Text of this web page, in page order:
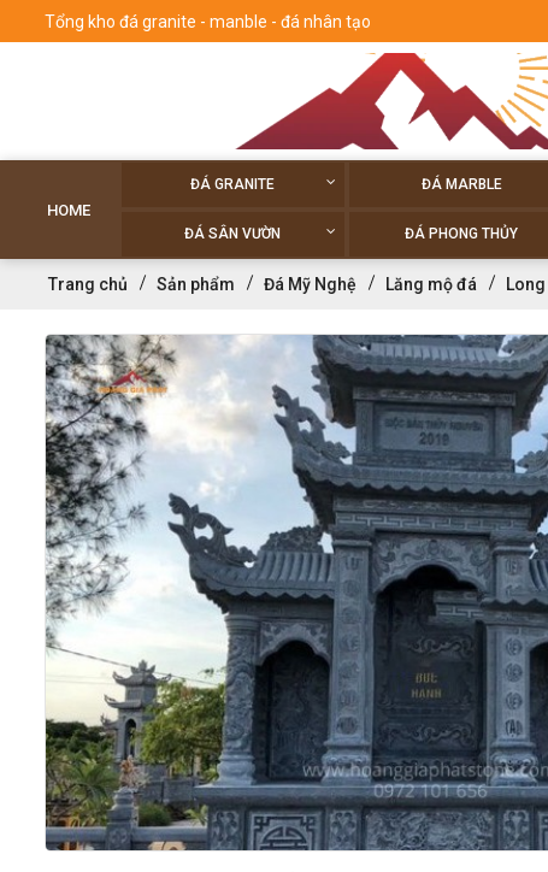
Tổng kho đá granite - manble - đá nhân tạo
HOME
ĐÁ GRANITE ĐÁ MARBLE
ĐÁ SÂN VƯỜN ĐÁ PHONG THỦY
Trang chủ Sản phẩm Đá Mỹ Nghệ Lăng mộ đá